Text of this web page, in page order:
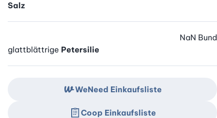
Salz
glattblättrige Petersilie
NaN Bund
WeNeed Einkaufsliste
Coop Einkaufsliste